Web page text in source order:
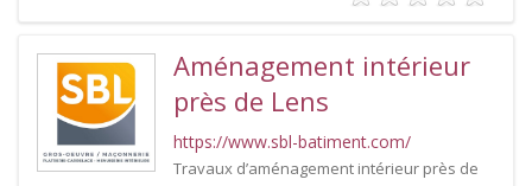
Aménagement intérieur
près de Lens
https://www.sbl-batiment.com/
Travaux d’aménagement intérieur près de